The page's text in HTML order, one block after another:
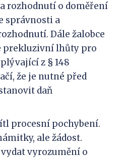
rozhodnutí o doměření
správnosti a
Dále žalobce
prekluzivní lhůty pro
z § 148
že je nutné před
daň
procesní pochybení.
ale žádost.
vydat vyrozumění o